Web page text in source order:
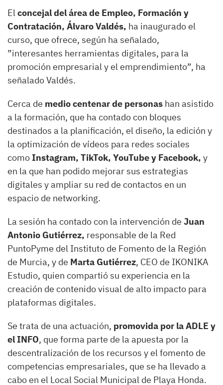
Elconcejal del área de Empleo, Formación y
Contratación, Álvaro Valdés, ha inaugurado el
curso, que ofrece, según ha señalado,
”interesantes herramientas digitales, para la
promoción empresarial y el emprendimiento”, ha
señalado Valdés.
Cerca de medio centenar de personas han asistido
a la formación, que ha contado con bloques
destinados a la planificación, el diseño, la edición y
la optimización de vídeos para redes sociales
como Instagram, TikTok, YouTube y Facebook, y
en la que han podido mejorar sus estrategias
digitales y ampliar su red de contactos en un
espacio de networking.
La sesión ha contado con la intervención de Juan
Antonio Gutiérrez, responsable de la Red
PuntoPyme del Instituto de Fomento de la Región
de Murcia, y de Marta Gutiérrez, CEO de IKONIKA
Estudio, quien compartió su experiencia en la
creación de contenido visual de alto impacto para
plataformas digitales.
Se trata de una actuación, promovida por la ADLE y
el INFO, que forma parte de la apuesta por la
descentralización de los recursos y el fomento de
competencias empresariales, que se ha llevado a
cabo en el Local Social Municipal de Playa Honda.